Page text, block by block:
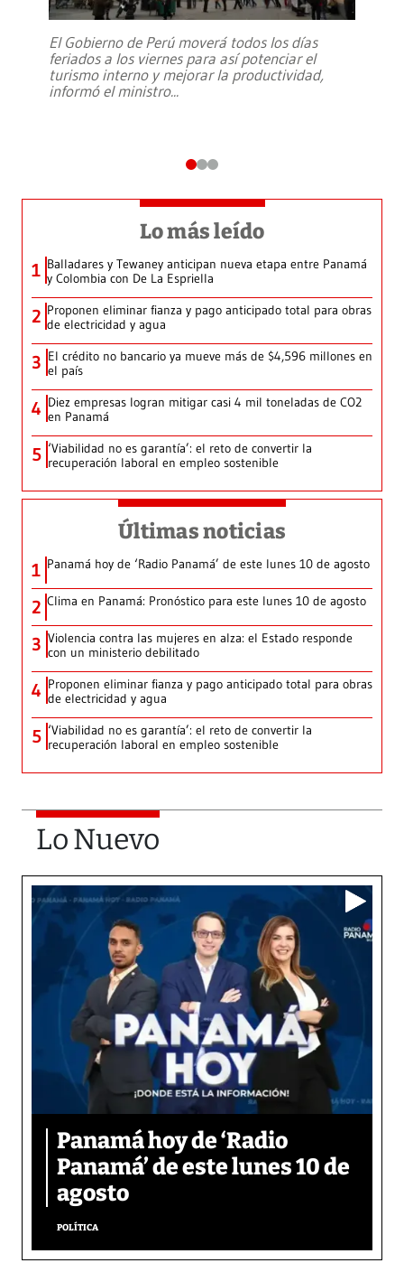
El Gobierno de Perú moverá todos los días
feriados a los viernes para así potenciar el
turismo interno y mejorar la productividad,
informó el ministro...
Lo más leído
1 Balladares y Tewaney anticipan nueva etapa entre Panamá
y Colombia con De La Espriella
2 Proponen eliminar fianza y pago anticipado total para obras
de electricidad y agua
3 El crédito no bancario ya mueve más de $4,596 millones en
el país
4 Diez empresas logran mitigar casi 4 mil toneladas de CO2
en Panamá
5 ‘Viabilidad no es garantía’: el reto de convertir la
recuperación laboral en empleo sostenible
Últimas noticias
1 Panamá hoy de ‘Radio Panamá’ de este lunes 10 de agosto
2 Clima en Panamá: Pronóstico para este lunes 10 de agosto
3 Violencia contra las mujeres en alza: el Estado responde
con un ministerio debilitado
4 Proponen eliminar fianza y pago anticipado total para obras
de electricidad y agua
5 ‘Viabilidad no es garantía’: el reto de convertir la
recuperación laboral en empleo sostenible
Lo Nuevo
Panamá hoy de ‘Radio
Panamá’ de este lunes 10 de
agosto
POLÍTICA